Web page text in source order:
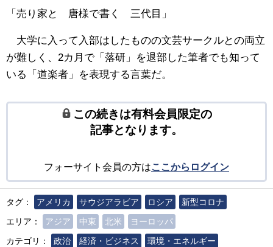
「売り家と 唐様で書く 三代目」
大学に入って入部はしたものの文芸サークルとの両立
が難しく、2カ月で「落研」を退部した筆者でも知って
いる「道楽者」を表現する言葉だ。
この続きは有料会員限定の
記事となります。
フォーサイト会員の方はここからログイン
タグ： アメリカ サウジアラビア ロシア
新型コロナ
エリア：
アジア 中東 北米
ヨーロッパ
カテゴリ：
政治 経済・ビジネス
環境・エネルギー